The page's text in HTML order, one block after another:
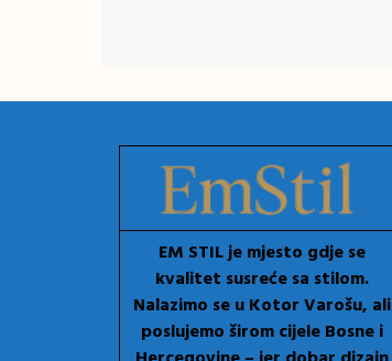
EM STIL je mjesto gdje se
kvalitet susreće sa stilom.
Nalazimo se u Kotor Varošu, ali
poslujemo širom cijele Bosne i